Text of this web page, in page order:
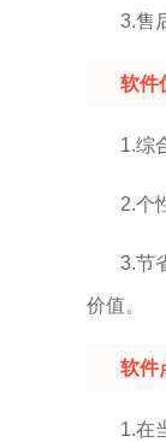
3.售
软件
1.综
2.个
3.节
价值。
软件
1.在